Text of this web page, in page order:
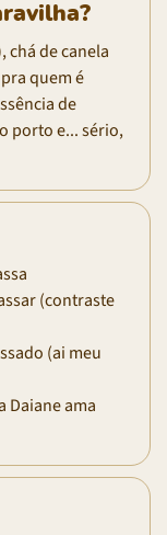
chá de canela
quem é
de
porto e... sério,
(contraste
(ai meu
Daiane ama